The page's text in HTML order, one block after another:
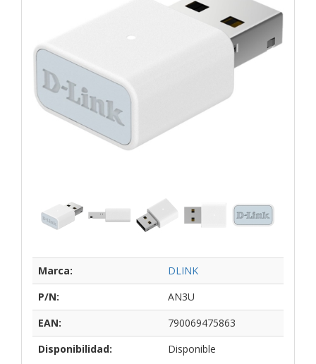
Marca:
DLINK
P/N:
AN3U
EAN:
790069475863
Disponibilidad:
Disponible